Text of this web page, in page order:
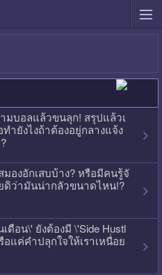
มบอลแล้วขนลุก! สรุปแล้วเ
ำยังไงถ้าต้องอยู่กลางแจ้ง
มองอักเสบบ้าง? หรือมีคนรู้จั
ดิว่ามันน่ากลัวขนาดไหน!?
ดือน\' ยังต้องมี \'Side Hustl
อแค่คำปลุกใจให้เราเหนื่อย